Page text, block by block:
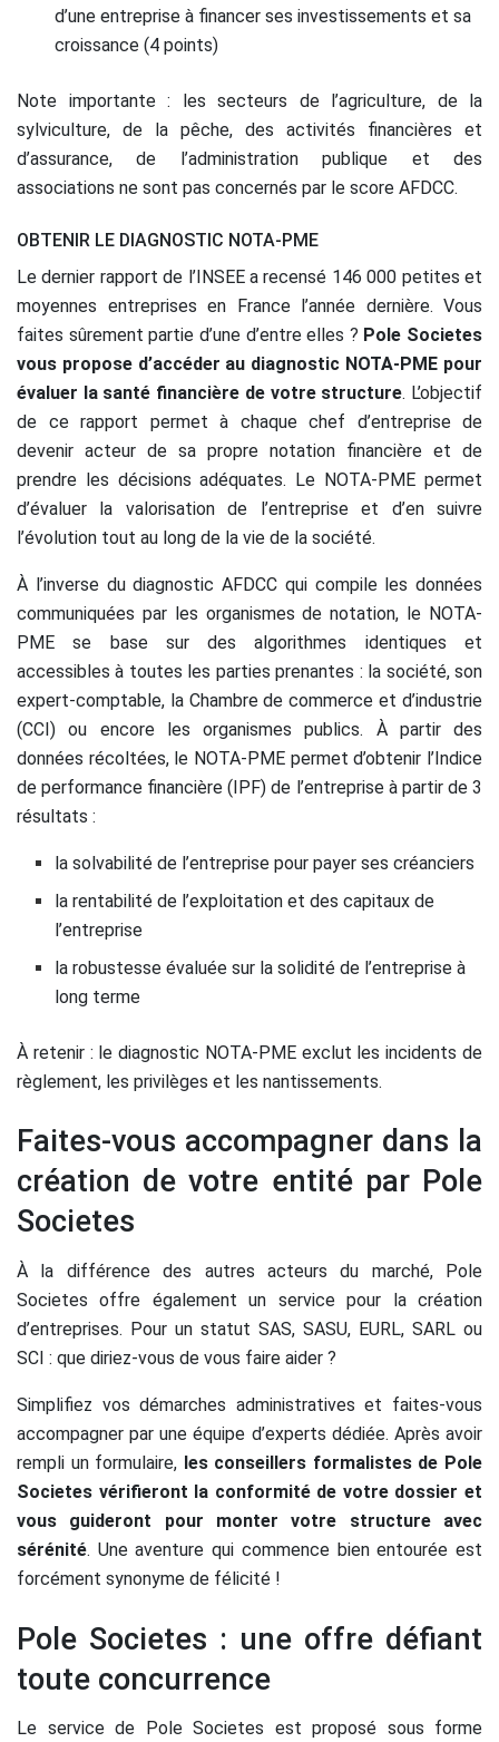
d’une entreprise à financer ses investissements et sa
croissance (4 points)
Note importante : les secteurs de l’agriculture, de la
sylviculture, de la pêche, des activités financières et
d’assurance, de l’administration publique et des
associations ne sont pas concernés par le score AFDCC.
OBTENIR LE DIAGNOSTIC NOTA-PME
Le dernier rapport de l’INSEE a recensé 146 000 petites et
moyennes entreprises en France l’année dernière. Vous
faites sûrement partie d’une d’entre elles ? Pole Societes
vous propose d’accéder au diagnostic NOTA-PME pour
évaluer la santé financière de votre structure. L’objectif
de ce rapport permet à chaque chef d’entreprise de
devenir acteur de sa propre notation financière et de
prendre les décisions adéquates. Le NOTA-PME permet
d’évaluer la valorisation de l’entreprise et d’en suivre
l’évolution tout au long de la vie de la société.
À l’inverse du diagnostic AFDCC qui compile les données
communiquées par les organismes de notation, le NOTA-
PME se base sur des algorithmes identiques et
accessibles à toutes les parties prenantes : la société, son
expert-comptable, la Chambre de commerce et d’industrie
(CCI) ou encore les organismes publics. À partir des
données récoltées, le NOTA-PME permet d’obtenir l’Indice
de performance financière (IPF) de l’entreprise à partir de 3
résultats :
la solvabilité de l’entreprise pour payer ses créanciers
la rentabilité de l’exploitation et des capitaux de
l’entreprise
la robustesse évaluée sur la solidité de l’entreprise à
long terme
À retenir : le diagnostic NOTA-PME exclut les incidents de
règlement, les privilèges et les nantissements.
Faites-vous accompagner dans la
création de votre entité par Pole
Societes
À la différence des autres acteurs du marché, Pole
Societes offre également un service pour la création
d’entreprises. Pour un statut SAS, SASU, EURL, SARL ou
SCI : que diriez-vous de vous faire aider ?
Simplifiez vos démarches administratives et faites-vous
accompagner par une équipe d’experts dédiée. Après avoir
rempli un formulaire, les conseillers formalistes de Pole
Societes vérifieront la conformité de votre dossier et
vous guideront pour monter votre structure avec
sérénité. Une aventure qui commence bien entourée est
forcément synonyme de félicité !
Pole Societes : une offre défiant
toute concurrence
Le service de Pole Societes est proposé sous forme